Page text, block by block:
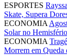
ESPORTES
Skate, Supera
ECONOMIA
Solar no
ECONOMIA
Morrem em Queda